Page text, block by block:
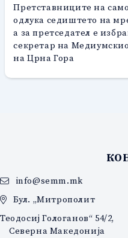
Претставниците на
одлука седиштето на
а за претседател е
секретар на
на Црна Гора
info@semm.mk
Бул. „Митрополит
Теодосиј Гологанов“ 54/2,
Северна Македонија